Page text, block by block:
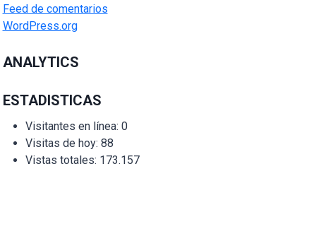
Feed de comentarios
WordPress.org
ANALYTICS
ESTADISTICAS
Visitantes en línea: 0
Visitas de hoy: 88
Vistas totales: 173.157